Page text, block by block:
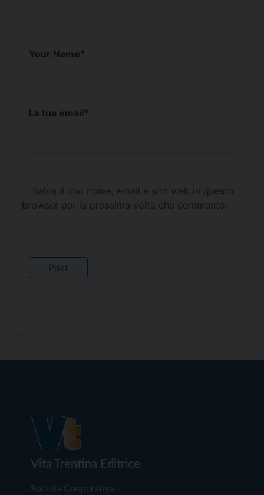
Your Name*
La tua email*
Salva il mio nome, email e sito web in questo
browser per la prossima volta che commento.
Vita Trentina Editrice
Società Cooperativa